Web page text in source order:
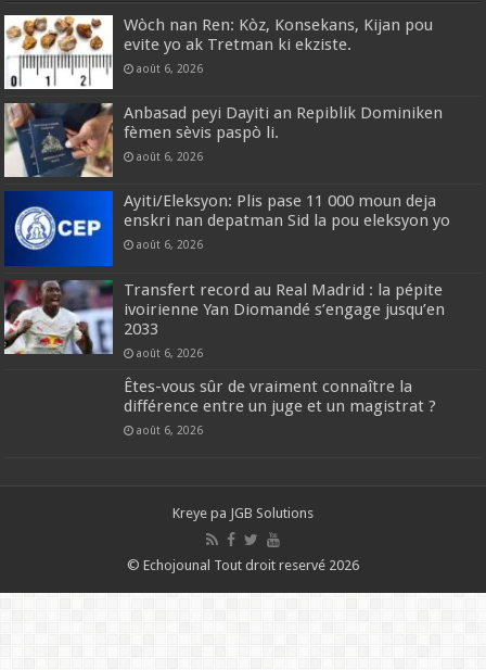
Wòch nan Ren: Kòz, Konsekans, Kijan pou
evite yo ak Tretman ki ekziste.
août 6, 2026
Anbasad peyi Dayiti an Repiblik Dominiken
fèmen sèvis paspò li.
août 6, 2026
Ayiti/Eleksyon: Plis pase 11 000 moun deja
enskri nan depatman Sid la pou eleksyon yo
août 6, 2026
Transfert record au Real Madrid : la pépite
ivoirienne Yan Diomandé s’engage jusqu’en
2033
août 6, 2026
Êtes-vous sûr de vraiment connaître la
différence entre un juge et un magistrat ?
août 6, 2026
Kreye pa JGB Solutions
© Echojounal Tout droit reservé 2026